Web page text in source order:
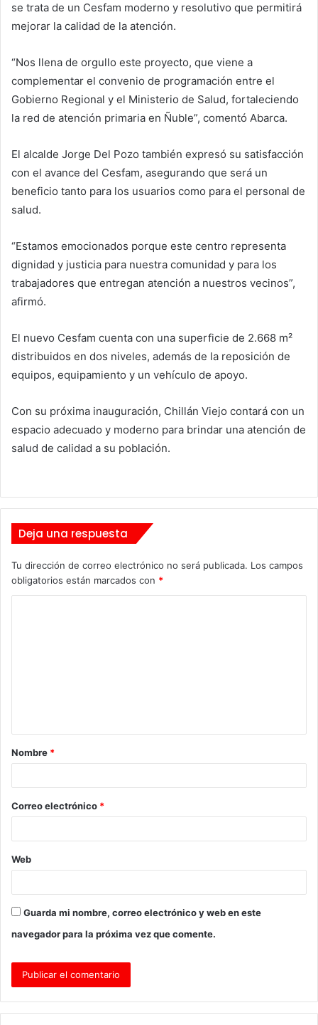
se trata de un Cesfam moderno y resolutivo que permitirá
mejorar la calidad de la atención.
“Nos llena de orgullo este proyecto, que viene a
complementar el convenio de programación entre el
Gobierno Regional y el Ministerio de Salud, fortaleciendo
la red de atención primaria en Ñuble”, comentó Abarca.
El alcalde Jorge Del Pozo también expresó su satisfacción
con el avance del Cesfam, asegurando que será un
beneficio tanto para los usuarios como para el personal de
salud.
“Estamos emocionados porque este centro representa
dignidad y justicia para nuestra comunidad y para los
trabajadores que entregan atención a nuestros vecinos”,
afirmó.
El nuevo Cesfam cuenta con una superficie de 2.668 m²
distribuidos en dos niveles, además de la reposición de
equipos, equipamiento y un vehículo de apoyo.
Con su próxima inauguración, Chillán Viejo contará con un
espacio adecuado y moderno para brindar una atención de
salud de calidad a su población.
Deja una respuesta
Tu dirección de correo electrónico no será publicada. Los campos
obligatorios están marcados con *
a
r
*
Nombre *
Correo electrónico *
Web
Guarda mi nombre, correo electrónico y web en este
navegador para la próxima vez que comente.